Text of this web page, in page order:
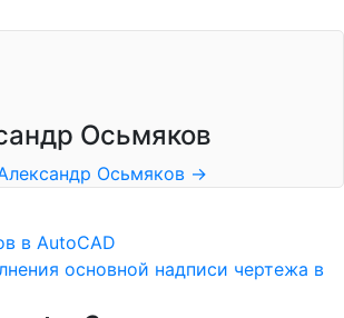
Осьмяков
Осьмяков →
в AutoCAD
основной надписи чертежа в